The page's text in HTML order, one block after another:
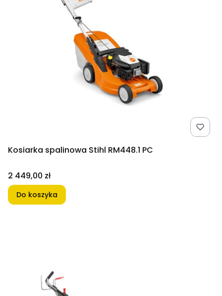
Kosiarka spalinowa Stihl RM448.1 PC
Cena
2 449,00 zł
Do koszyka